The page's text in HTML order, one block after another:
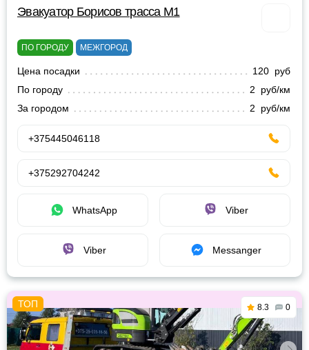
Эвакуатор Борисов трасса М1
ПО ГОРОДУ МЕЖГОРОД
Цена посадки
120 руб
По городу
2 руб/км
За городом
2 руб/км
+375445046118
+375292704242
WhatsApp Viber
Viber Messanger
8.3 0